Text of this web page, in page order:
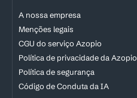
A nossa empresa
Menções legais
CGU do serviço Azopio
Política de privacidade da Azopio
Política de segurança
Código de Conduta da IA